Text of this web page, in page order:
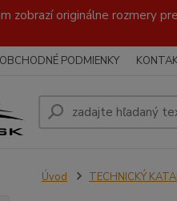
zobrazí originálne rozmery
OBCHODNÉ PODMIENKY
Úvod TECHNICKÝ